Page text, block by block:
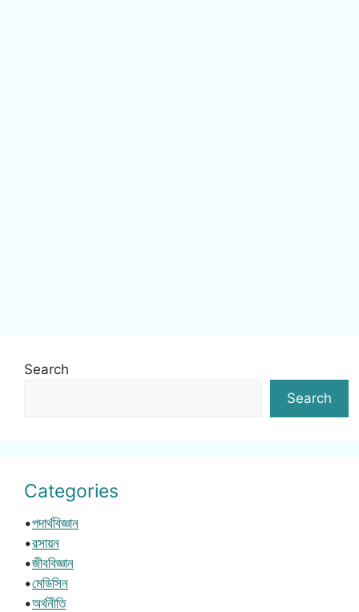
Search
Search
Categories
•পদার্থবিজ্ঞান
•রসায়ন
•জীববিজ্ঞান
•মেডিসিন
•অর্থনীতি